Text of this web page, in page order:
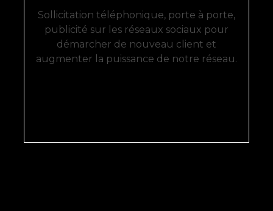
Sollicitation téléphonique, porte à porte,
publicité sur les réseaux sociaux pour
démarcher de nouveau client et
augmenter la puissance de notre réseau.